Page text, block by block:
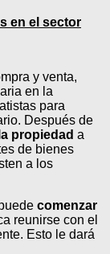
en el sector
y venta,
en la
para
Después de
propiedad a
de bienes
a los
comenzar
reunirse con el
Esto le dará